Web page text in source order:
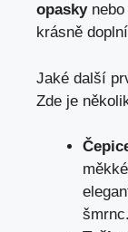
opaskynebo
krásně
Jaké další
Zde je
šmrnc.